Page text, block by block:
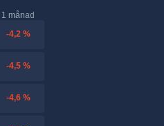
1 månad
-4,2 %
-4,5 %
-4,6 %